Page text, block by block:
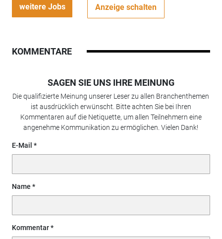
weitere Jobs Anzeige schalten
KOMMENTARE
SAGEN SIE UNS IHRE MEINUNG
Die qualifizierte Meinung unserer Leser zu allen Branchenthemen
ist ausdrücklich erwünscht. Bitte achten Sie bei Ihren
Kommentaren auf die Netiquette, um allen Teilnehmern eine
angenehme Kommunikation zu ermöglichen. Vielen Dank!
E-Mail
Name
Kommentar